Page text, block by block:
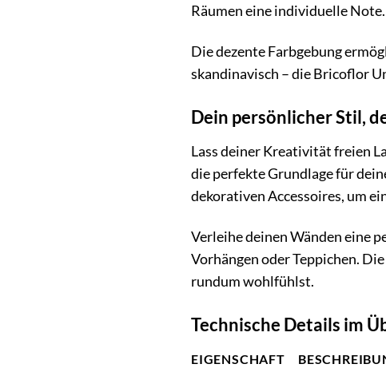
Räumen eine individuelle Note.
Die dezente Farbgebung
skandinavisch – die Bricoflor
Dein persönlicher Stil,
Lass deiner Kreativität freien
die perfekte Grundlage für
dekorativen Accessoires, um
Verleihe deinen Wänden eine
Vorhängen oder Teppichen.
rundum wohlfühlst.
Technische Details im
EIGENSCHAFT